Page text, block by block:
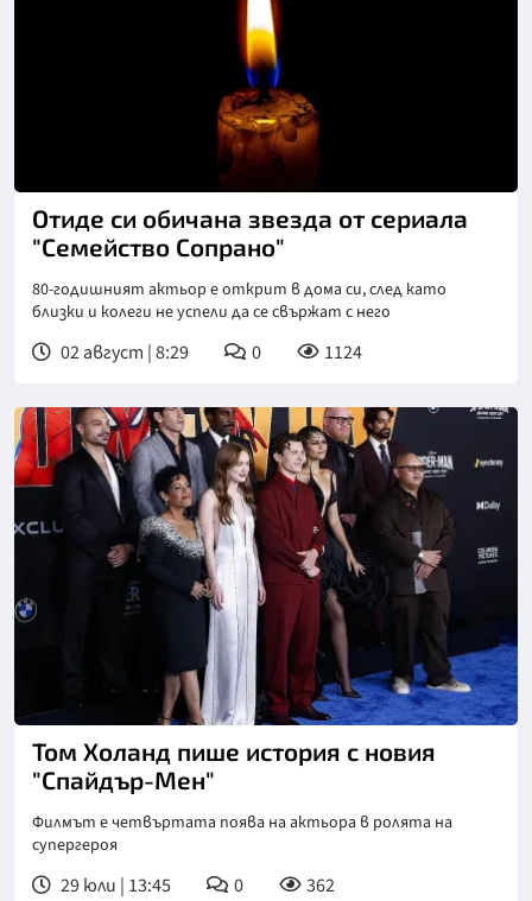
Отиде си обичана звезда от сериала
"Семейство Сопрано"
80-годишният актьор е открит в дома си, след като
близки и колеги не успели да се свържат с него
02 август | 8:29 0 1124
Снимка: БГНЕС
Том Холанд пише история с новия
"Спайдър-Мен"
Филмът е четвъртата поява на актьора в ролята на
супергероя
29 юли | 13:45 0 362